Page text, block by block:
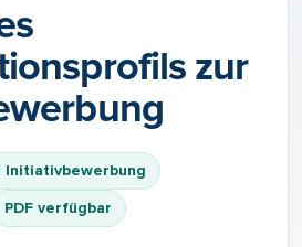
zur
PDF verfügbar